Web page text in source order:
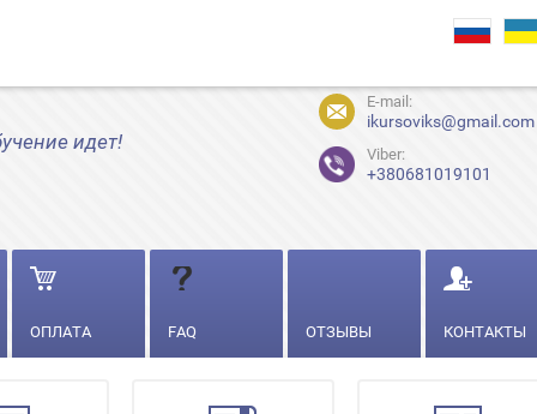
идет!
E-mail:
ikursoviks@gmail.com
Viber:
+380681019101
ОПЛАТА FAQ ОТЗЫВЫ КОНТАКТЫ